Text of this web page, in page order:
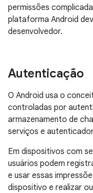
permissões
plataforma Android
desenvolvedor.
Autenticação
O Android usa o
controladas por
armazenamento de
serviços e
Em dispositivos com
usuários podem
e usar essas
dispositivo e realizar